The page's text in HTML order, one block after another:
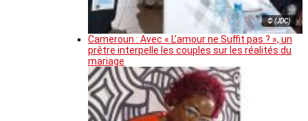
© (JDC)
Cameroun : Avec « L’amour ne Suffit pas ? », un
prêtre interpelle les couples sur les réalités du
mariage